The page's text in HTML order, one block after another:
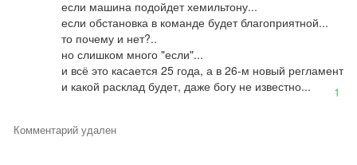
если машина подойдет хемильтону...
если обстановка в команде будет благоприятной...
то почему и нет?..
но слишком много "если"...
и всё это касается 25 года, а в 26-м новый регламент
и какой расклад будет, даже богу не известно...
1
Комментарий удален